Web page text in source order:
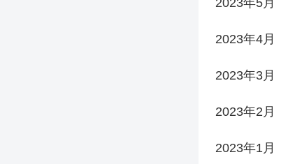
2023年5月
2023年4月
2023年3月
2023年2月
2023年1月